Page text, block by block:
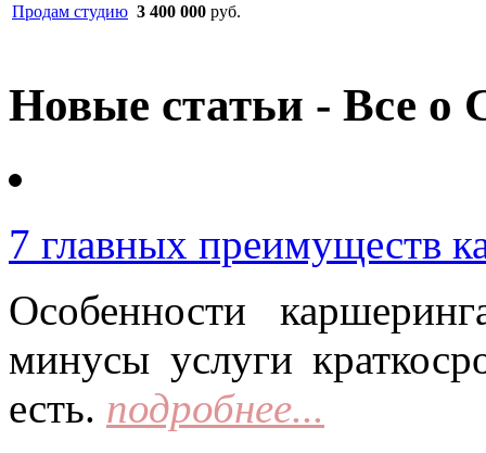
Продам студию 3 400 000 руб.
Новые статьи - Все о
7 главных преимуществ
Особенности
минусы услуги
есть. подробнее...